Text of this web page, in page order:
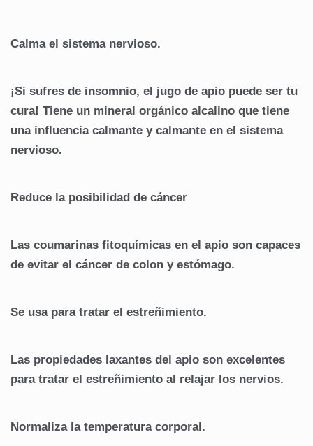
Calma el sistema nervioso.
¡Si sufres de insomnio, el jugo de apio puede ser tu
cura! Tiene un mineral orgánico alcalino que tiene
una influencia calmante y calmante en el sistema
nervioso.
Reduce la posibilidad de cáncer
Las coumarinas fitoquímicas en el apio son capaces
de evitar el cáncer de colon y estómago.
Se usa para tratar el estreñimiento.
Las propiedades laxantes del apio son excelentes
para tratar el estreñimiento al relajar los nervios.
Normaliza la temperatura corporal.